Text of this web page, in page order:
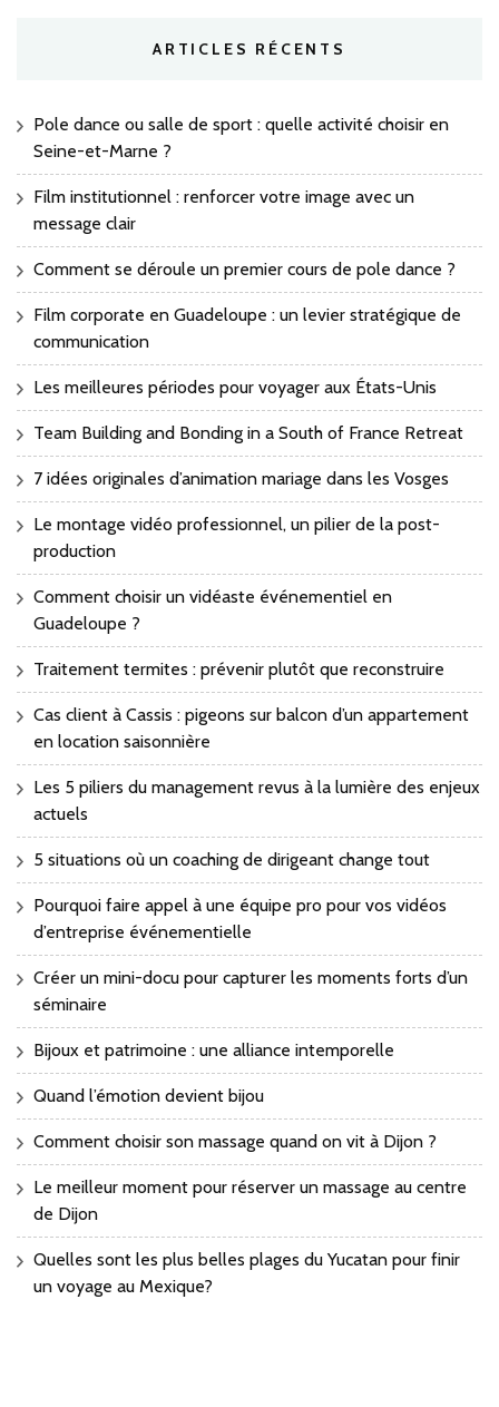
ARTICLES RÉCENTS
Pole dance ou salle de sport : quelle activité choisir en
Seine-et-Marne ?
Film institutionnel : renforcer votre image avec un
message clair
Comment se déroule un premier cours de pole dance ?
Film corporate en Guadeloupe : un levier stratégique de
communication
Les meilleures périodes pour voyager aux États-Unis
Team Building and Bonding in a South of France Retreat
7 idées originales d’animation mariage dans les Vosges
Le montage vidéo professionnel, un pilier de la post-
production
Comment choisir un vidéaste événementiel en
Guadeloupe ?
Traitement termites : prévenir plutôt que reconstruire
Cas client à Cassis : pigeons sur balcon d’un appartement
en location saisonnière
Les 5 piliers du management revus à la lumière des enjeux
actuels
5 situations où un coaching de dirigeant change tout
Pourquoi faire appel à une équipe pro pour vos vidéos
d’entreprise événementielle
Créer un mini-docu pour capturer les moments forts d’un
séminaire
Bijoux et patrimoine : une alliance intemporelle
Quand l’émotion devient bijou
Comment choisir son massage quand on vit à Dijon ?
Le meilleur moment pour réserver un massage au centre
de Dijon
Quelles sont les plus belles plages du Yucatan pour finir
un voyage au Mexique?